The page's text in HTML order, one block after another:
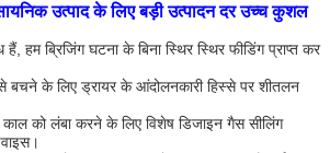
उत्पाद के लिए बड़ी उत्पादन दर उच्च कुशल
हम ब्रिजिंग घटना के बिना स्थिर स्थिर फीडिंग प्राप्त कर
बचने के लिए ड्रायर के आंदोलनकारी हिस्से पर शीतलन
को लंबा करने के लिए विशेष डिजाइन गैस सीलिंग